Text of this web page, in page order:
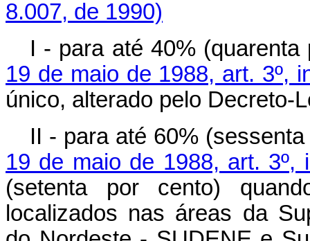
8.007, de 1990)
I - para até 40%
19 de maio de 1988, art. 3º,
único, alterado pelo Decreto-
II - para até 60%
19 de maio de 1988, art. 3º,
(setenta por cento)
localizados nas áreas da